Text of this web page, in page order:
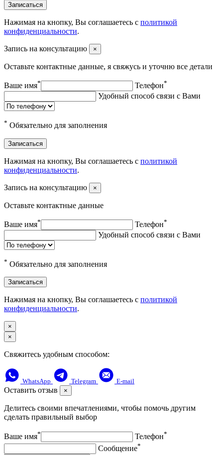
Записаться
Нажимая на кнопку, Вы соглашаетесь с политикой
конфиденциальности.
Запись на консультацию ×
Оставьте контактные данные, я свяжусь и уточню все детали
Ваше имя* Телефон*
Удобный способ связи с Вами
* Обязательно для заполнения
Записаться
Нажимая на кнопку, Вы соглашаетесь с политикой
конфиденциальности.
Запись на консультацию ×
Оставьте контактные данные
Ваше имя* Телефон*
Удобный способ связи с Вами
* Обязательно для заполнения
Записаться
Нажимая на кнопку, Вы соглашаетесь с политикой
конфиденциальности.
×
×
Свяжитесь удобным способом:
WhatsApp Telegram E-mail
Оставить отзыв ×
Делитесь своими впечатлениями, чтобы помочь другим
сделать правильный выбор
Ваше имя* Телефон*
Сообщение*